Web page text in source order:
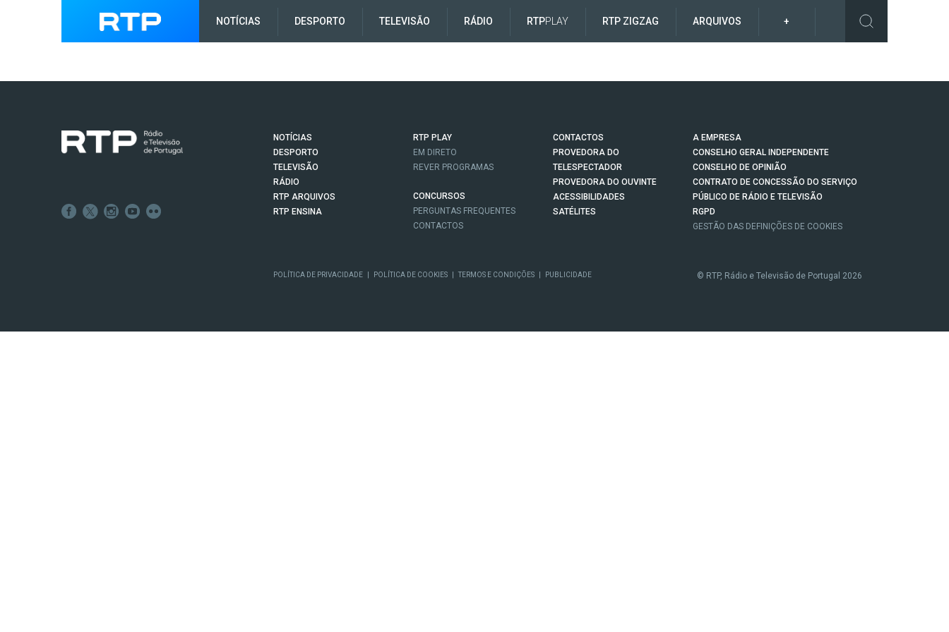
NOTÍCIAS DESPORTO TELEVISÃO RÁDIO RTPPLAY RTP ZIGZAG ARQUIVOS +
NOTÍCIAS
DESPORTO
TELEVISÃO
RÁDIO
RTP ARQUIVOS
RTP ENSINA
RTP PLAY
EM DIRETO
REVER PROGRAMAS
CONCURSOS
PERGUNTAS FREQUENTES
CONTACTOS
CONTACTOS
PROVEDORA DO
TELESPECTADOR
PROVEDORA DO OUVINTE
ACESSIBILIDADES
SATÉLITES
A EMPRESA
CONSELHO GERAL INDEPENDENTE
CONSELHO DE OPINIÃO
CONTRATO DE CONCESSÃO DO SERVIÇO
PÚBLICO DE RÁDIO E TELEVISÃO
RGPD
GESTÃO DAS DEFINIÇÕES DE COOKIES
POLÍTICA DE PRIVACIDADE POLÍTICA DE COOKIES TERMOS E CONDIÇÕES PUBLICIDADE © RTP, Rádio e Televisão de Portugal 2026